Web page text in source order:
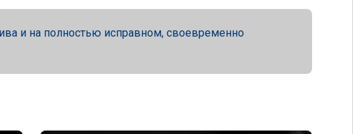
и на полностью исправном, своевременно